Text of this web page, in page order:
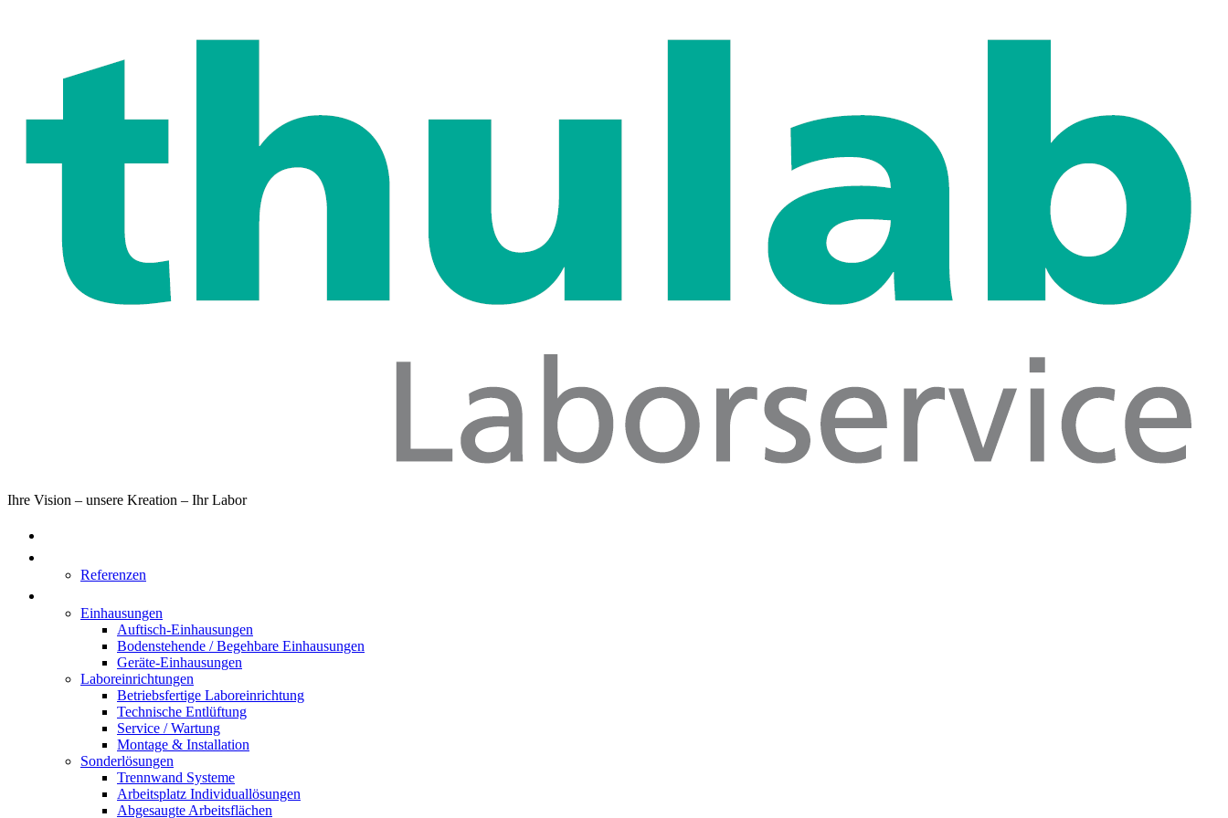
Ihre Vision – unsere Kreation – Ihr Labor
Referenzen
Einhausungen
Auftisch-Einhausungen
Bodenstehende / Begehbare Einhausungen
Geräte-Einhausungen
Laboreinrichtungen
Betriebsfertige Laboreinrichtung
Technische Entlüftung
Service / Wartung
Montage & Installation
Sonderlösungen
Trennwand Systeme
Arbeitsplatz Individuallösungen
Abgesaugte Arbeitsflächen